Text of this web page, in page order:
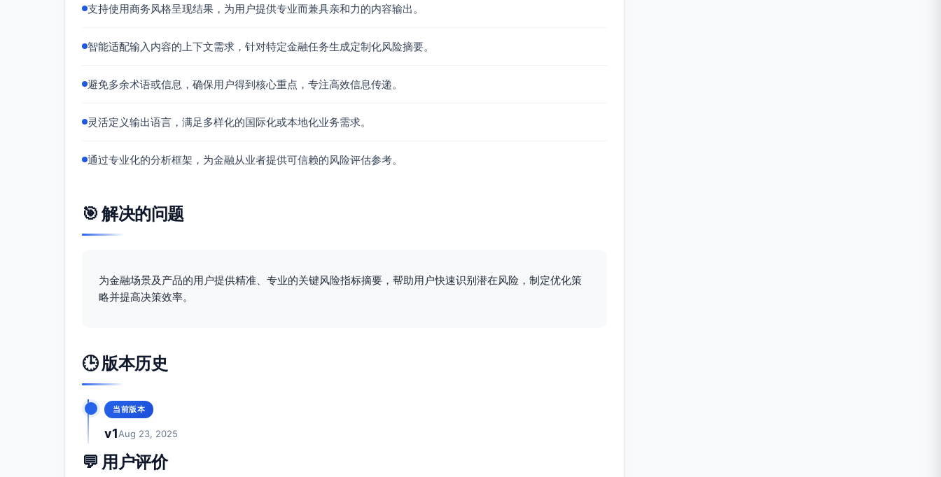
支持使用商务风格呈现结果，为用户提供专业而兼具亲和力的内容输出。
智能适配输入内容的上下文需求，针对特定金融任务生成定制化风险摘要。
避免多余术语或信息，确保用户得到核心重点，专注高效信息传递。
灵活定义输出语言，满足多样化的国际化或本地化业务需求。
通过专业化的分析框架，为金融从业者提供可信赖的风险评估参考。
🎯 解决的问题
为金融场景及产品的用户提供精准、专业的关键风险指标摘要，帮助用户快速识别潜在风险，制定优化策
略并提高决策效率。
🕒 版本历史
当前版本
v1Aug 23, 2025
💬 用户评价